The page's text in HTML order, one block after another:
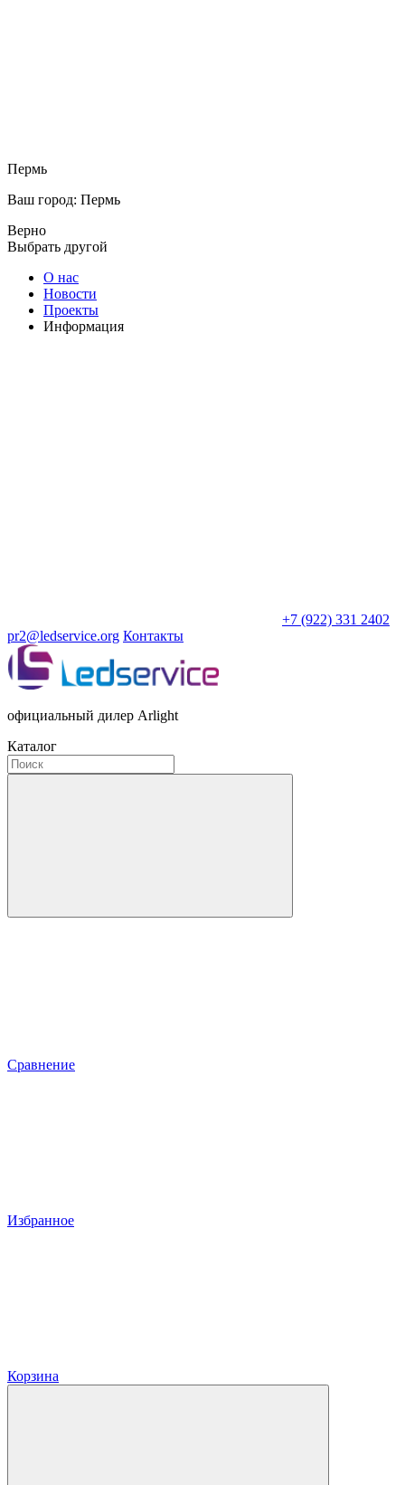
Пермь
Ваш город: Пермь
Верно
Выбрать другой
О нас
Новости
Проекты
Информация
+7 (922) 331 2402
pr2@ledservice.org Контакты
официальный дилер Arlight
Каталог
Сравнение
Избранное
Корзина